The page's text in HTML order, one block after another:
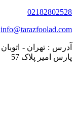
02182802528
info@tarazfoolad.com
پارس امیر پلاک 57